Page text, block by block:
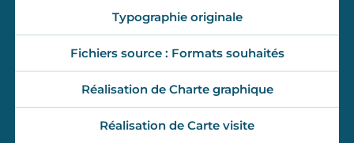
Typographie originale
Fichiers source : Formats souhaités
Réalisation de Charte graphique
Réalisation de Carte visite